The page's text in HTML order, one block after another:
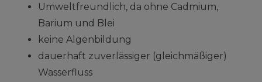
Umweltfreundlich, da ohne Cadmium,
Barium und Blei
keine Algenbildung
dauerhaft zuverlässiger (gleichmäßiger)
Wasserfluss